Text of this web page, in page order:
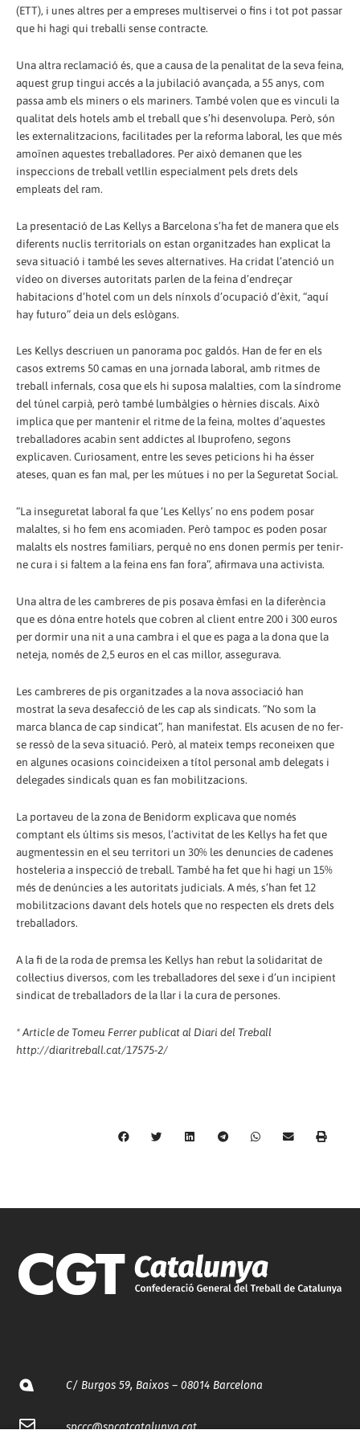
(ETT), i unes altres per a empreses multiservei o fins i tot pot passar
que hi hagi qui treballi sense contracte.
Una altra reclamació és, que a causa de la penalitat de la seva feina,
aquest grup tingui accés a la jubilació avançada, a 55 anys, com
passa amb els miners o els mariners. També volen que es vinculi la
qualitat dels hotels amb el treball que s’hi desenvolupa. Però, són
les externalitzacions, facilitades per la reforma laboral, les que més
amoïnen aquestes treballadores. Per això demanen que les
inspeccions de treball vetllin especialment pels drets dels
empleats del ram.
La presentació de Las Kellys a Barcelona s’ha fet de manera que els
diferents nuclis territorials on estan organitzades han explicat la
seva situació i també les seves alternatives. Ha cridat l’atenció un
vídeo on diverses autoritats parlen de la feina d’endreçar
habitacions d’hotel com un dels nínxols d’ocupació d’èxit, “aquí
hay futuro” deia un dels eslògans.
Les Kellys descriuen un panorama poc galdós. Han de fer en els
casos extrems 50 camas en una jornada laboral, amb ritmes de
treball infernals, cosa que els hi suposa malalties, com la síndrome
del túnel carpià, però també lumbàlgies o hèrnies discals. Això
implica que per mantenir el ritme de la feina, moltes d’aquestes
treballadores acabin sent addictes al Ibuprofeno, segons
explicaven. Curiosament, entre les seves peticions hi ha ésser
ateses, quan es fan mal, per les mútues i no per la Seguretat Social.
“La inseguretat laboral fa que ‘Les Kellys’ no ens podem posar
malaltes, si ho fem ens acomiaden. Però tampoc es poden posar
malalts els nostres familiars, perquè no ens donen permís per tenir-
ne cura i si faltem a la feina ens fan fora”, afirmava una activista.
Una altra de les cambreres de pis posava èmfasi en la diferència
que es dóna entre hotels que cobren al client entre 200 i 300 euros
per dormir una nit a una cambra i el que es paga a la dona que la
neteja, només de 2,5 euros en el cas millor, assegurava.
Les cambreres de pis organitzades a la nova associació han
mostrat la seva desafecció de les cap als sindicats. “No som la
marca blanca de cap sindicat”, han manifestat. Els acusen de no fer-
se ressò de la seva situació. Però, al mateix temps reconeixen que
en algunes ocasions coincideixen a títol personal amb delegats i
delegades sindicals quan es fan mobilitzacions.
La portaveu de la zona de Benidorm explicava que només
comptant els últims sis mesos, l’activitat de les Kellys ha fet que
augmentessin en el seu territori un 30% les denuncies de cadenes
hosteleria a inspecció de treball. També ha fet que hi hagi un 15%
més de denúncies a les autoritats judicials. A més, s’han fet 12
mobilitzacions davant dels hotels que no respecten els drets dels
treballadors.
A la fi de la roda de premsa les Kellys han rebut la solidaritat de
col·lectius diversos, com les treballadores del sexe i d’un incipient
sindicat de treballadors de la llar i la cura de persones.
* Article de Tomeu Ferrer publicat al Diari del Treball
http://diaritreball.cat/17575-2/
C/ Burgos 59, Baixos – 08014 Barcelona
spccc@spcgtcatalunya.cat